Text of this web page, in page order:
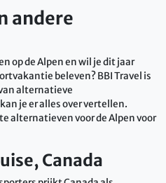
andere
op de Alpen en wil je dit jaar
beleven? BBI Travel is
alternatieve
je er alles over vertellen.
alternatieven voor de Alpen voor
Canada